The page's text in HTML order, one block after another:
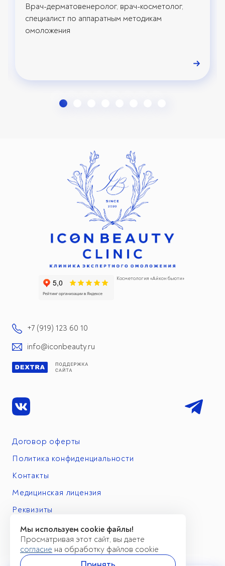
Врач-дерматовенеролог, врач-косметолог,
специалист по аппаратным методикам
омоложения
Договор оферты
Политика конфиденциальности
Контакты
Медицинская лицензия
Реквизиты
Косметология «Айкон бьюти»
+7 (919) 123 60 10
info@iconbeauty.ru
Мы используем cookie файлы!
Просматривая этот сайт, вы даете
согласие на обработку файлов cookie